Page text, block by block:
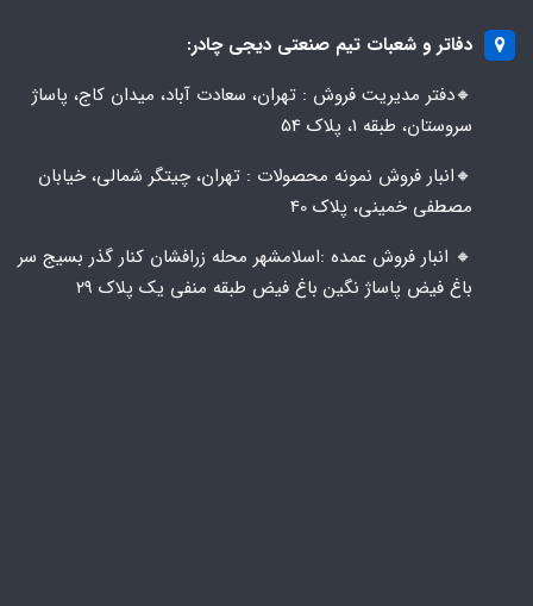
دفاتر و شعبات تیم صنعتی دیجی چادر:
🔸️​​دفتر مدیریت فروش : تهران، سعادت آباد، میدان کاج، پاساژ
سروستان، طبقه 1، پلاک 54
🔸️​​انبار فروش نمونه محصولات : تهران، چیتگر شمالی، خیابان
مصطفی خمینی، پلاک 40
🔸️ انبار فروش عمده :اسلامشهر محله زرافشان کنار گذر بسیج سر
باغ فیض پاساژ نگین باغ فیض طبقه منفی یک پلاک ۲۹